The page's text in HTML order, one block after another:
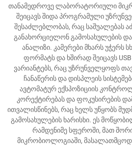
თანამედროვე ლაბორატორიული
შეიცავს შიდა პროგრამული
შესაძლებლობას, რაც საშუალებას
განახორციელონ გამოსახულების
ანალიზი. კამერები მხარს უჭერს
ფორმატს და ხშირად შეიცავს
ვარიანტებს, რაც უზრუნველყოფს
ჩანაწერის და დისპლეის
ავტომატურ ექსპოზიციის
კორექტირებას და ფოკუსირების
ითვალისწინებს, რაც ხელს უწყობს
გამოსახულების ხარისხი. ეს
რამდენიმე სფეროში, მათ
მიკრობიოლოგიაში,